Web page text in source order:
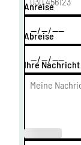
Anreise
Abreise
Ihre Nachricht
(Erforderl